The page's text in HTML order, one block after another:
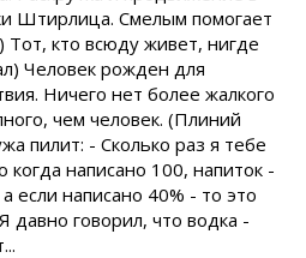
Штирлица. Смелым помогает
Тот, кто всюду живет, нигде
Человек рожден для
Ничего нет более жалкого
чем человек. (Плиний
пилит: - Сколько раз я тебе
когда написано 100, напиток -
если написано 40% - то это
давно говорил, что водка -